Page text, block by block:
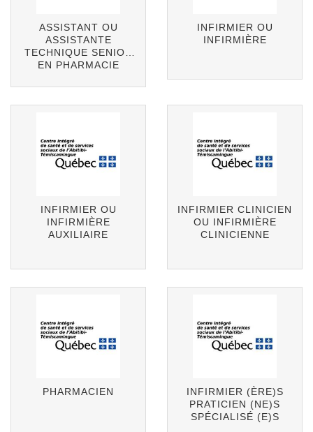
ASSISTANT OU
ASSISTANTE
TECHNIQUE SENIOR
EN PHARMACIE
INFIRMIER OU
INFIRMIÈRE
INFIRMIER OU
INFIRMIÈRE
AUXILIAIRE
INFIRMIER CLINICIEN
OU INFIRMIÈRE
CLINICIENNE
PHARMACIEN
INFIRMIER (ÈRE)S
PRATICIEN (NE)S
SPÉCIALISÉ (E)S